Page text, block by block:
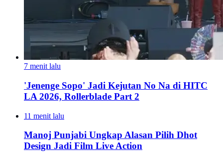
7 menit lalu
'Jenenge Sopo' Jadi Kejutan No Na di HITC
LA 2026, Rollerblade Part 2
11 menit lalu
Manoj Punjabi Ungkap Alasan Pilih Dhot
Design Jadi Film Live Action